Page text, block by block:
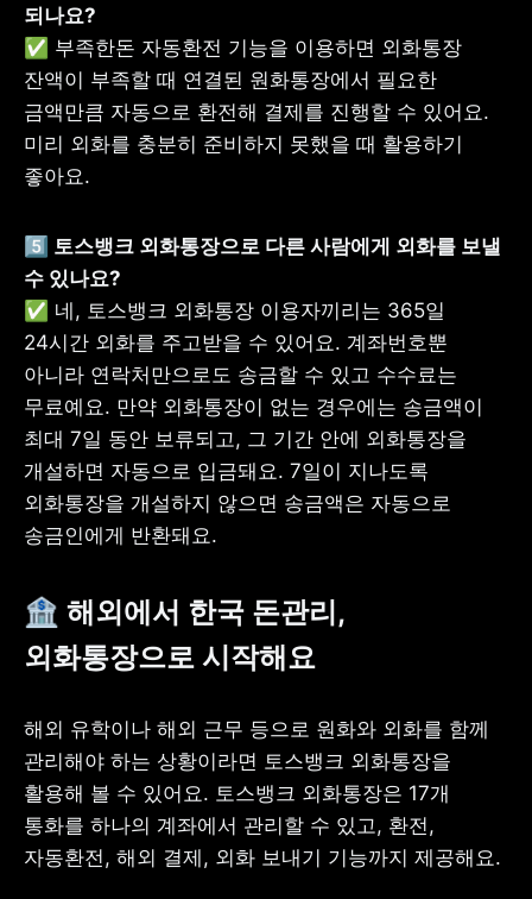
✅ 부족한돈 자동환전 기능을 이용하면 외화통장
잔액이 부족할 때 연결된 원화통장에서 필요한
금액만큼 자동으로 환전해 결제를 진행할 수 있어요.
미리 외화를 충분히 준비하지 못했을 때 활용하기
좋아요.
5️⃣ 토스뱅크 외화통장으로 다른 사람에게 외화를 보낼
✅ 네, 토스뱅크 외화통장 이용자끼리는 365일
24시간 외화를 주고받을 수 있어요. 계좌번호뿐
아니라 연락처만으로도 송금할 수 있고 수수료는
무료예요. 만약 외화통장이 없는 경우에는 송금액이
최대 7일 동안 보류되고, 그 기간 안에 외화통장을
개설하면 자동으로 입금돼요. 7일이 지나도록
외화통장을 개설하지 않으면 송금액은 자동으로
송금인에게 반환돼요.
🏦 해외에서 한국 돈관리,
외화통장으로 시작해요
해외 유학이나 해외 근무 등으로 원화와 외화를 함께
관리해야 하는 상황이라면 토스뱅크 외화통장을
활용해 볼 수 있어요. 토스뱅크 외화통장은 17개
통화를 하나의 계좌에서 관리할 수 있고, 환전,
자동환전, 해외 결제, 외화 보내기 기능까지 제공해요.